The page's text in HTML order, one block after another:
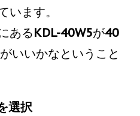
います。
あるKDL-40W5が40
いいかなということ
選択